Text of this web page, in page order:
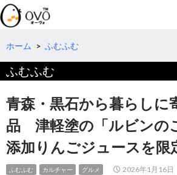
検
索
コ
テ
へ
移
ホーム > ふむふむ
ふむふむ
青森・黒石から暮らしに
品 津軽塗の「ルビンの
添加りんごジュースを限
ふむふむ カルチャー グルメ 2026年1月16日